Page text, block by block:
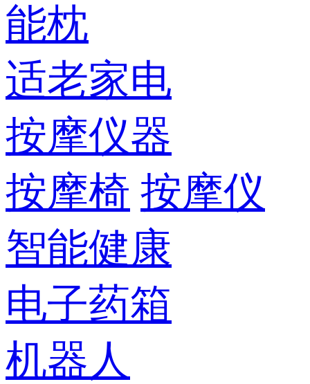
能枕
适老家电
按摩仪器
按摩椅 按摩仪
智能健康
电子药箱
机器人